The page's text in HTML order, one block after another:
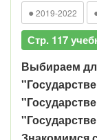
● 2019-2022
Стр. 117
Выбираем